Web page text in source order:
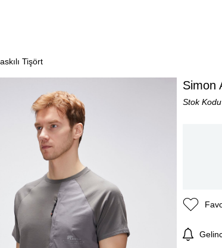
Tişört
Simon
Stok Kodu